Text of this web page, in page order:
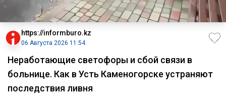
https://informburo.kz
06 Августа 2026 11:54
Неработающие светофоры и сбой связи в
больнице. Как в Усть Каменогорске устраняют
последствия ливня